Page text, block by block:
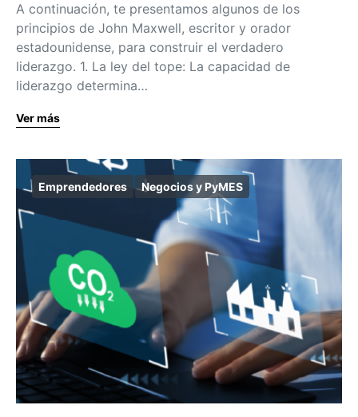
A continuación, te presentamos algunos de los
principios de John Maxwell, escritor y orador
estadounidense, para construir el verdadero
liderazgo. 1. La ley del tope: La capacidad de
liderazgo determina…
Ver más
Emprendedores Negocios y PyMES